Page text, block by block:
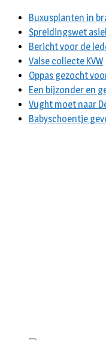
Buxusplanten in
Spreidingswet
Bericht voor de
Valse collecte KVW
Oppas gezocht
Een bijzonder en
Vught moet naar
Babyschoentje